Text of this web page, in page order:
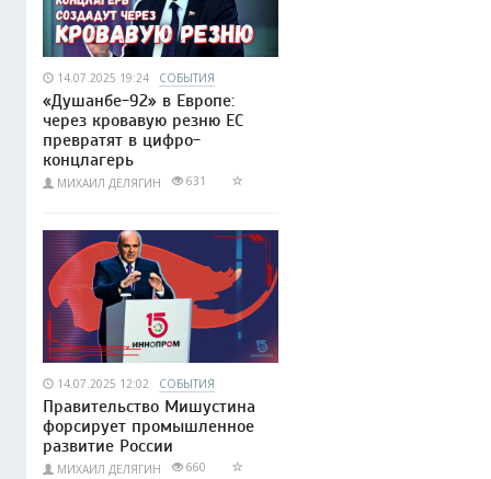
14.07.2025 19:24 СОБЫТИЯ
«Душанбе-92» в Европе:
через кровавую резню ЕС
превратят в цифро-
концлагерь
МИХАИЛ ДЕЛЯГИН 631
14.07.2025 12:02 СОБЫТИЯ
Правительство Мишустина
форсирует промышленное
развитие России
МИХАИЛ ДЕЛЯГИН 660